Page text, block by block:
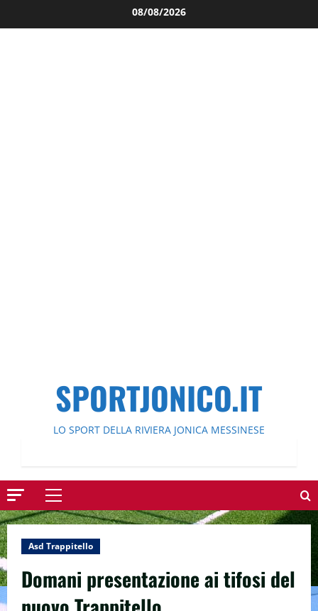
al
08/08/2026
SPORTJONICO.IT
LO SPORT DELLA RIVIERA JONICA MESSINESE
Menu
principale
Asd Trappitello
Domani presentazione ai tifosi del